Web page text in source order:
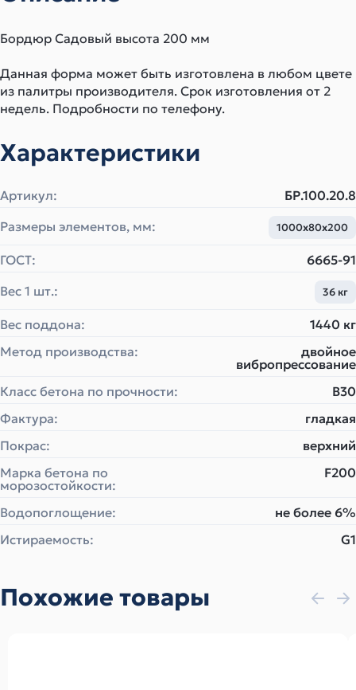
Бордюр Садовый высота 200 мм
Данная форма может быть изготовлена в любом цвете
из палитры производителя. Срок изготовления от 2
недель. Подробности по телефону.
Характеристики
Артикул:
БР.100.20.8
Размеры элементов, мм:
1000х80х200
ГОСТ:
6665-91
Вес 1 шт.:
36 кг
Вес поддона:
1440 кг
Метод производства:
двойное
вибропрессование
Класс бетона по прочности:
B30
Фактура:
гладкая
Покрас:
верхний
Марка бетона по
морозостойкости:
F200
Водопоглощение:
не более 6%
Истираемость:
G1
Похожие товары